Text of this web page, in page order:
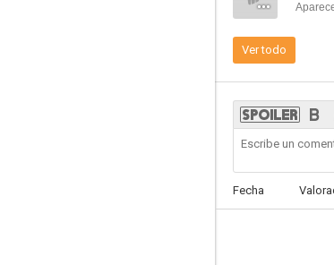
Ver todo
Fecha